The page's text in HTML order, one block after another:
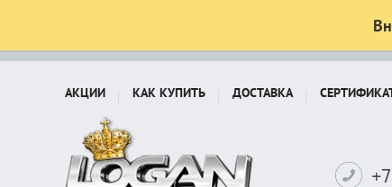
АКЦИИ КАК КУПИТЬ ДОСТАВКА